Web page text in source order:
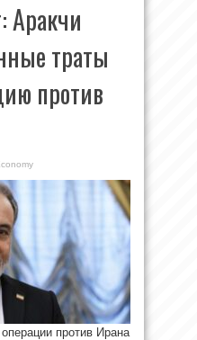
Аракчи
траты
против
против Ирана